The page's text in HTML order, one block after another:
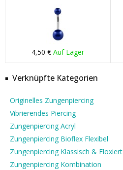
4,50 € Auf Lager
Verknüpfte Kategorien
Originelles Zungenpiercing
Vibrierendes Piercing
Zungenpiercing Acryl
Zungenpiercing Bioflex Flexibel
Zungenpiercing Klassisch & Eloxiert
Zungenpiercing Kombination